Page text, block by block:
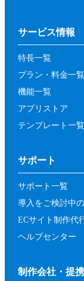
第２項
の取り
被った
を負わ
第４条（
参加者
を行っ
方（法
す。
前項に
るおそ
当社は
暴力
サービス情報
特長一覧
プラン・料金一覧
機能一覧
アプリストア
テンプレート一覧
サポート
サポート一覧
導入をご検討中
ECサイト制作代
ヘルプセンター
制作会社・提